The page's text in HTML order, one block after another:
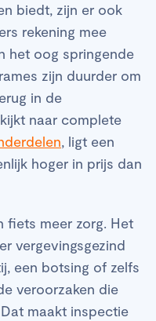
biedt, zijn er ook
rekening mee
het oog springende
zijn duurder om
in de
naar complete
, ligt een
hoger in prijs dan
fiets meer zorg. Het
vergevingsgezind
een botsing of zelfs
veroorzaken die
maakt inspectie